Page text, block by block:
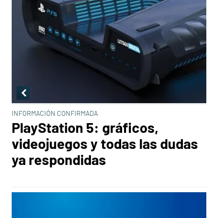
INFORMACIÓN CONFIRMADA
PlayStation 5: gráficos,
videojuegos y todas las dudas
ya respondidas